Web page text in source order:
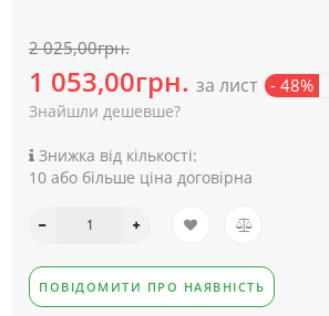
2 025,00грн.
1 053,00грн. за лист - 48%
Знайшли дешевше?
Знижка від кількості:
10 або більше ціна договірна
ПОВІДОМИТИ ПРО НАЯВНІСТЬ